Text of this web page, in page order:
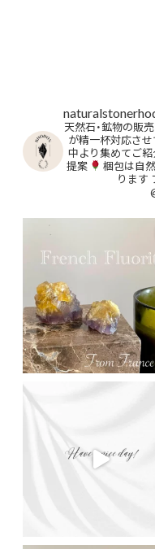
天然石・鉱物の販売
が精一杯対応さ
中より集めてご
提案
梱包は自
ります